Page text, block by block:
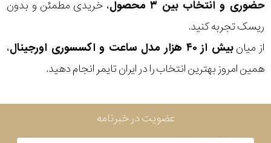
حضوری و انتخاب بین ۳ محصول
، خریدی مطمئن و بدون
ریسک تجربه کنید.
از میانبیش از ۴۰ هزار مدل ساعت و اکسسوری اورجینال
،
همین امروز بهترین انتخاب را در ایران تایمر انجام دهید.
عضویت در خبرنامه